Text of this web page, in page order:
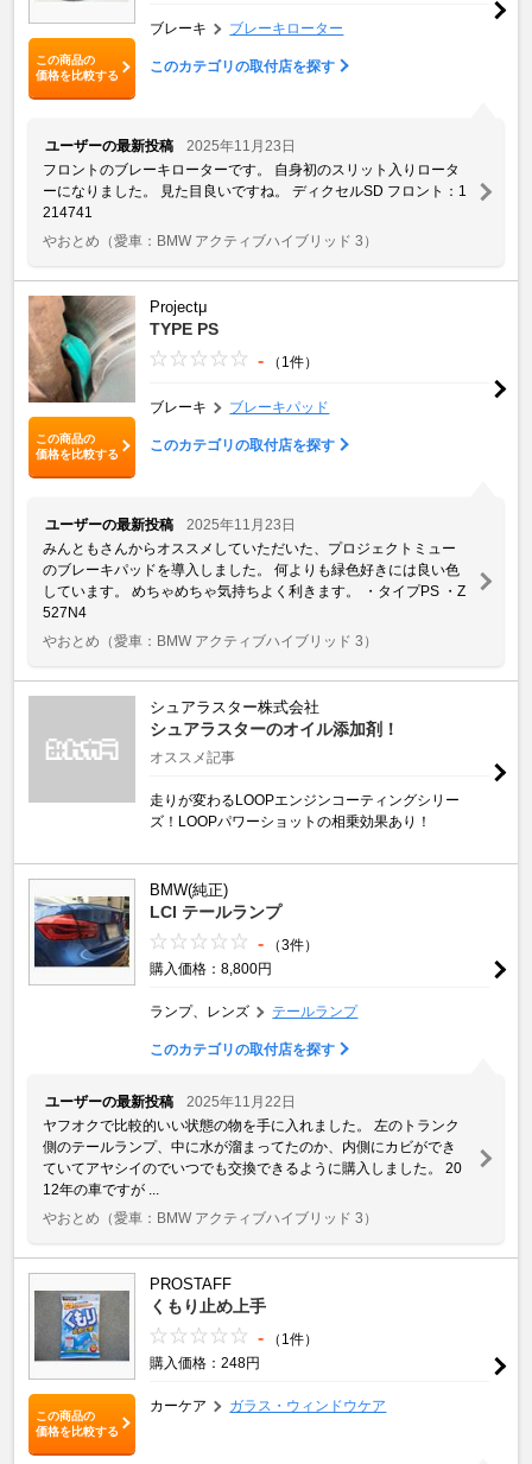
この商品の
価格を比較する
ブレーキ ブレーキローター
このカテゴリの取付店を探す
ユーザーの最新投稿
2025年11月23日
フロントのブレーキローターです。 自身初のスリット入りロータ
ーになりました。 見た目良いですね。 ディクセルSD フロント：1
214741
やおとめ （愛車：BMW アクティブハイブリッド 3）
この商品の
価格を比較する
Projectμ
TYPE PS
- （1件）
ブレーキ ブレーキパッド
このカテゴリの取付店を探す
ユーザーの最新投稿
2025年11月23日
みんともさんからオススメしていただいた、プロジェクトミュー
のブレーキパッドを導入しました。 何よりも緑色好きには良い色
しています。 めちゃめちゃ気持ちよく利きます。 ・タイプPS ・Z
527N4
やおとめ （愛車：BMW アクティブハイブリッド 3）
シュアラスター株式会社
シュアラスターのオイル添加剤！
オススメ記事
走りが変わるLOOPエンジンコーティングシリー
ズ！LOOPパワーショットの相乗効果あり！
BMW(純正)
LCI テールランプ
-
（3件）
購入価格：8,800円
ランプ、レンズ テールランプ
このカテゴリの取付店を探す
ユーザーの最新投稿
2025年11月22日
ヤフオクで比較的いい状態の物を手に入れました。 左のトランク
側のテールランプ、中に水が溜まってたのか、内側にカビができ
ていてアヤシイのでいつでも交換できるように購入しました。 20
12年の車ですが ...
やおとめ （愛車：BMW アクティブハイブリッド 3）
この商品の
価格を比較する
PROSTAFF
くもり止め上手
-
（1件）
購入価格：248円
カーケア ガラス・ウィンドウケア